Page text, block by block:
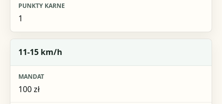
1
11-15 km/h
100 zł